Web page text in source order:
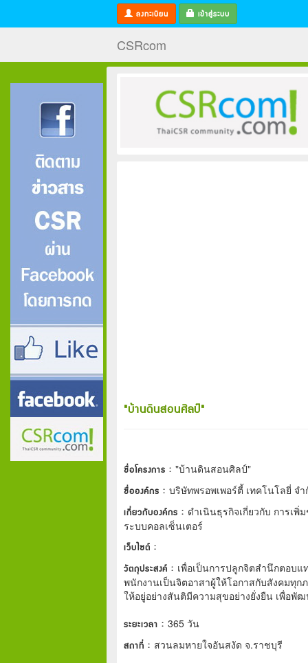
ลงทะเบียน เข้าสู่ระบบ
CSRcom
"บ้านดินสอนศิลป์"
ชื่อโครงการ : "บ้านดินสอนศิลป์"
ชื่อองค์กร : บริษัทพรอพเพอร์ตี้ เทคโนโลยี่ จำ
เกี่ยวกับองค์กร : ดำเนินธุรกิจเกี่ยวกับ การเ
ระบบคอลเซ็นเตอร์
เว็บไซต์ :
วัตถุประสงค์ : เพื่อเป็นการปลูกจิตสำนึกตอบ
พนักงานเป็นจิตอาสาผู้ให้โอกาสกับสังคมทุ
ให้อยู่อย่างสันติมีความสุขอย่างยั่งยืน เพื่อ
ระยะเวลา : 365 วัน
สถาที่ : สวนลมหายใจอันสงัด จ.ราชบุรี